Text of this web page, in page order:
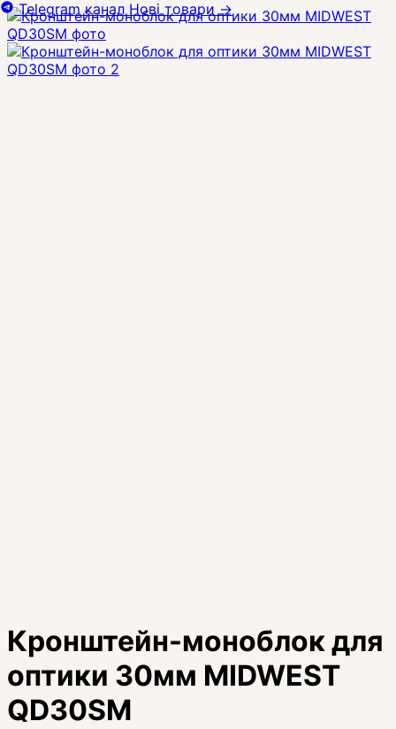
Кронштейн-моноблок для
оптики 30мм MIDWEST
QD30SM
Telegram канал Нові товари→